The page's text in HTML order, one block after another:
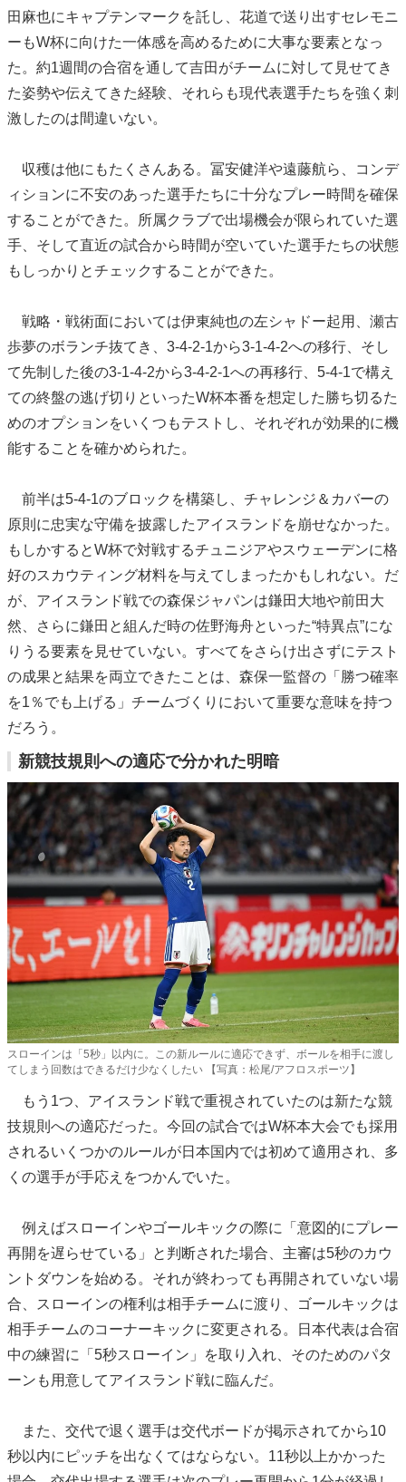
田麻也にキャプテンマークを託し、花道で送り出すセレモニ
ーもW杯に向けた一体感を高めるために大事な要素となっ
た。約1週間の合宿を通して吉田がチームに対して見せてき
た姿勢や伝えてきた経験、それらも現代表選手たちを強く刺
激したのは間違いない。
収穫は他にもたくさんある。冨安健洋や遠藤航ら、コンデ
ィションに不安のあった選手たちに十分なプレー時間を確保
することができた。所属クラブで出場機会が限られていた選
手、そして直近の試合から時間が空いていた選手たちの状態
もしっかりとチェックすることができた。
戦略・戦術面においては伊東純也の左シャドー起用、瀬古
歩夢のボランチ抜てき、3-4-2-1から3-1-4-2への移行、そし
て先制した後の3-1-4-2から3-4-2-1への再移行、5-4-1で構え
ての終盤の逃げ切りといったW杯本番を想定した勝ち切るた
めのオプションをいくつもテストし、それぞれが効果的に機
能することを確かめられた。
前半は5-4-1のブロックを構築し、チャレンジ＆カバーの
原則に忠実な守備を披露したアイスランドを崩せなかった。
もしかするとW杯で対戦するチュニジアやスウェーデンに格
好のスカウティング材料を与えてしまったかもしれない。だ
が、アイスランド戦での森保ジャパンは鎌田大地や前田大
然、さらに鎌田と組んだ時の佐野海舟といった“特異点”にな
りうる要素を見せていない。すべてをさらけ出さずにテスト
の成果と結果を両立できたことは、森保一監督の「勝つ確率
を1％でも上げる」チームづくりにおいて重要な意味を持つ
だろう。
新競技規則への適応で分かれた明暗
スローインは「5秒」以内に。この新ルールに適応できず、ボールを相手に渡し
てしまう回数はできるだけ少なくしたい 【写真：松尾/アフロスポーツ】
もう1つ、アイスランド戦で重視されていたのは新たな競
技規則への適応だった。今回の試合ではW杯本大会でも採用
されるいくつかのルールが日本国内では初めて適用され、多
くの選手が手応えをつかんでいた。
例えばスローインやゴールキックの際に「意図的にプレー
再開を遅らせている」と判断された場合、主審は5秒のカウ
ントダウンを始める。それが終わっても再開されていない場
合、スローインの権利は相手チームに渡り、ゴールキックは
相手チームのコーナーキックに変更される。日本代表は合宿
中の練習に「5秒スローイン」を取り入れ、そのためのパタ
ーンも用意してアイスランド戦に臨んだ。
また、交代で退く選手は交代ボードが掲示されてから10
秒以内にピッチを出なくてはならない。11秒以上かかった